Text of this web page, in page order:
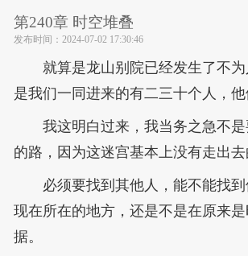
第240章 时空堆叠
发布时间： 2024-07-02 17:30:46
就算是龙山别院已经发生了不
是我们一同进来的有二三十个人，他
我这明白过来，我当务之急不
的路，因为这迷宫基本上没有走出去
必须要找到其他人，能不能找
现在所在的地方，还是不是在原来
据。